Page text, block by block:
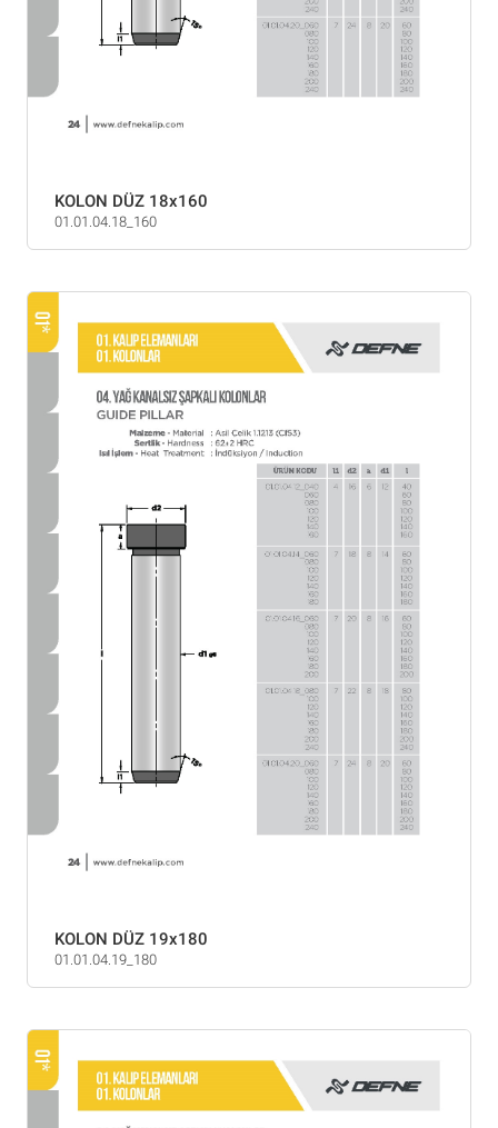
KOLON DÜZ 18x160
01.01.04.18_160
KOLON DÜZ 19x180
01.01.04.19_180